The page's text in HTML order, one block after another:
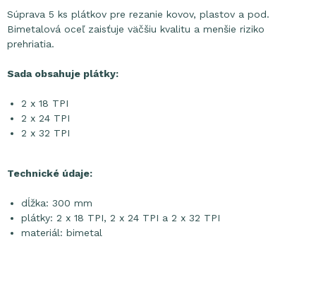
Súprava 5 ks plátkov pre rezanie kovov, plastov a pod.
Bimetalová oceľ zaisťuje väčšiu kvalitu a menšie riziko
prehriatia.
Sada obsahuje plátky:
2 x 18 TPI
2 x 24 TPI
2 x 32 TPI
Technické údaje:
dĺžka: 300 mm
plátky: 2 x 18 TPI, 2 x 24 TPI a 2 x 32 TPI
materiál: bimetal